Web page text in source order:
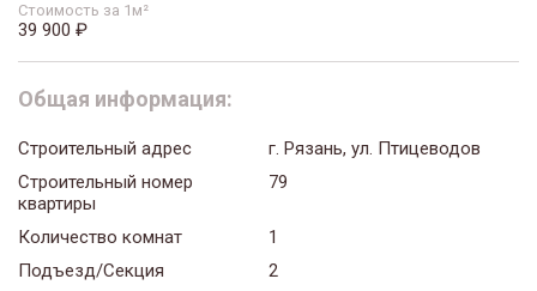
Стоимость за 1м²
39 900 ₽
Общая информация:
Строительный адрес
г. Рязань, ул. Птицеводов
Строительный номер
квартиры
79
Количество комнат
1
Подъезд/Секция
2